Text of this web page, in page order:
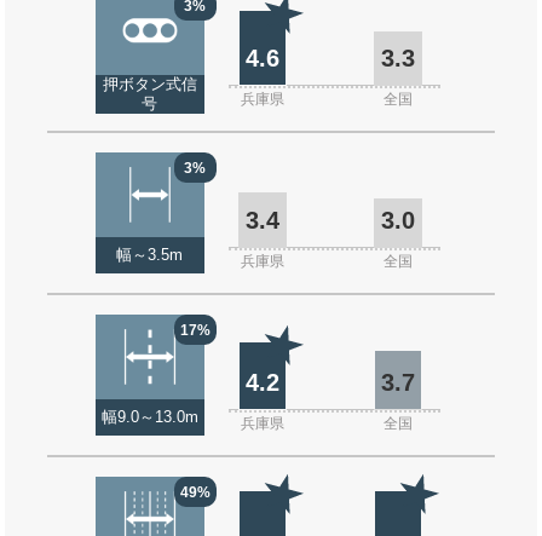
3%
押ボタン式信
号
4.6 3.3
兵庫県 全国
3%
幅～3.5m
3.4 3.0
兵庫県 全国
17%
幅9.0～13.0m
4.2 3.7
兵庫県 全国
49%